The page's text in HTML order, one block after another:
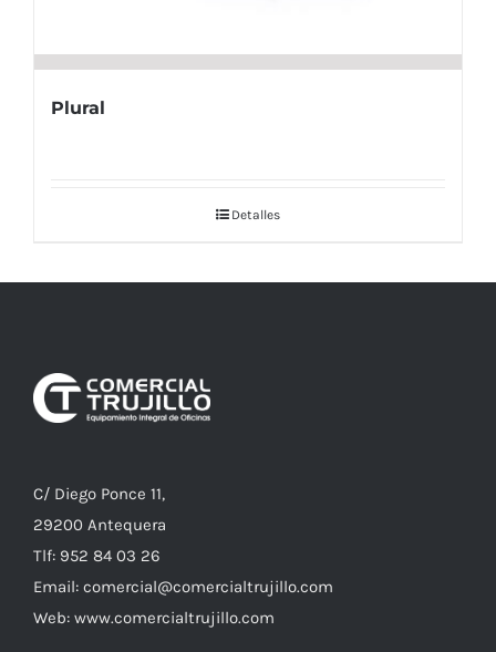
Plural
Detalles
C/ Diego Ponce 11,
29200 Antequera
Tlf: 952 84 03 26
Email: comercial@comercialtrujillo.com
Web: www.comercialtrujillo.com